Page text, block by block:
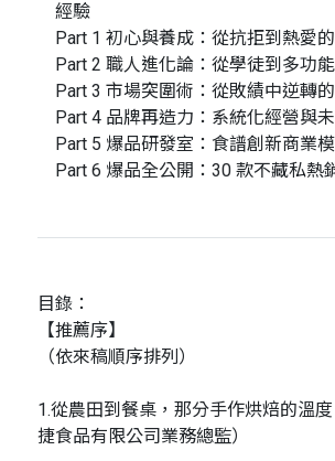
經驗
Part 1 初心與養成：從抗拒到熱愛
Part 2 職人進化論：從學徒到多功
Part 3 市場突圍術：從敗績中逆轉
Part 4 品牌再造力：系統化經營與
Part 5 爆品研發室：食譜創新商業
Part 6 爆品全公開：30 款不藏私熱
目錄：
【推薦序】
（依來稿順序排列）
1.從農田到餐桌，那分手作烘焙的溫
捷食品有限公司業務總監）